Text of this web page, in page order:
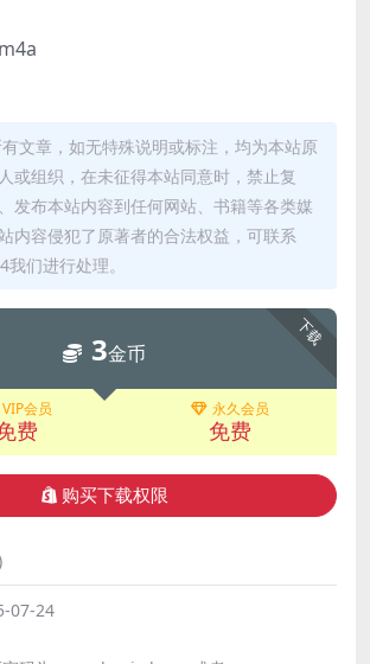
文章，如无特殊说明或标注，均为本站原
或组织，在未征得本站同意时，禁止复
发布本站内容到任何网站、书籍等各类媒
内容侵犯了原著者的合法权益，可联系
们进行处理。
下载
3金币
VIP会员
费
永久会员
免费
购买下载权限
07-24